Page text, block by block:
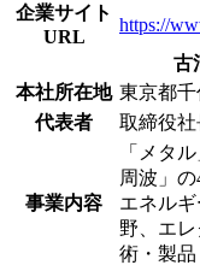
企業サイト
URL
https://
古
本社所在地 東京都
代表者
取締役
事業内容
「メタ
周波」
エネル
野、エ
術・製